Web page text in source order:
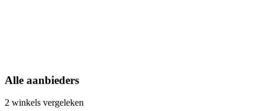
Alle aanbieders
2 winkels vergeleken